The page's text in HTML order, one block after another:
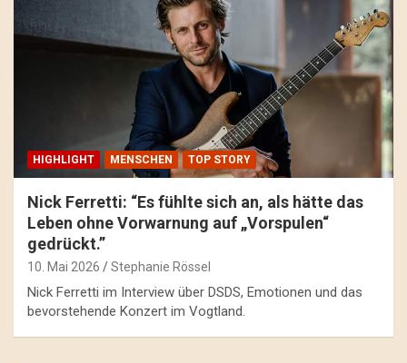
HIGHLIGHT MENSCHEN TOP STORY
Nick Ferretti: “Es fühlte sich an, als hätte das
Leben ohne Vorwarnung auf „Vorspulen“
gedrückt.”
10. Mai 2026 Stephanie Rössel
Nick Ferretti im Interview über DSDS, Emotionen und das
bevorstehende Konzert im Vogtland.